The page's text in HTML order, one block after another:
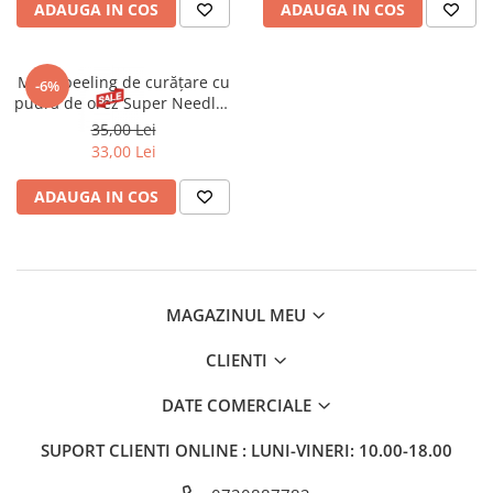
Gel fixare sprancene
Mascara (rimel) sprancene
Vopsea sprancene
Ser sprancene
ADAUGA IN COS ADAUGA IN COS
-6%
Mezo-peeling de curățare cu
pudră de orez Super Needles
100 Eveline 75 ml
35,00 Lei
33,00 Lei
ADAUGA IN COS
MAGAZINUL MEU
CLIENTI
DATE COMERCIALE
SUPORT CLIENTI ONLINE : LUNI-VINERI: 10.00-18.00